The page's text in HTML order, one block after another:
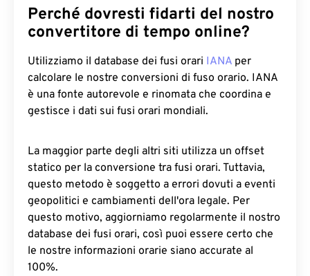
Perché dovresti fidarti del nostro
convertitore di tempo online?
Utilizziamo il database dei fusi orari IANA per
calcolare le nostre conversioni di fuso orario. IANA
è una fonte autorevole e rinomata che coordina e
gestisce i dati sui fusi orari mondiali.
La maggior parte degli altri siti utilizza un offset
statico per la conversione tra fusi orari. Tuttavia,
questo metodo è soggetto a errori dovuti a eventi
geopolitici e cambiamenti dell'ora legale. Per
questo motivo, aggiorniamo regolarmente il nostro
database dei fusi orari, così puoi essere certo che
le nostre informazioni orarie siano accurate al
100%.